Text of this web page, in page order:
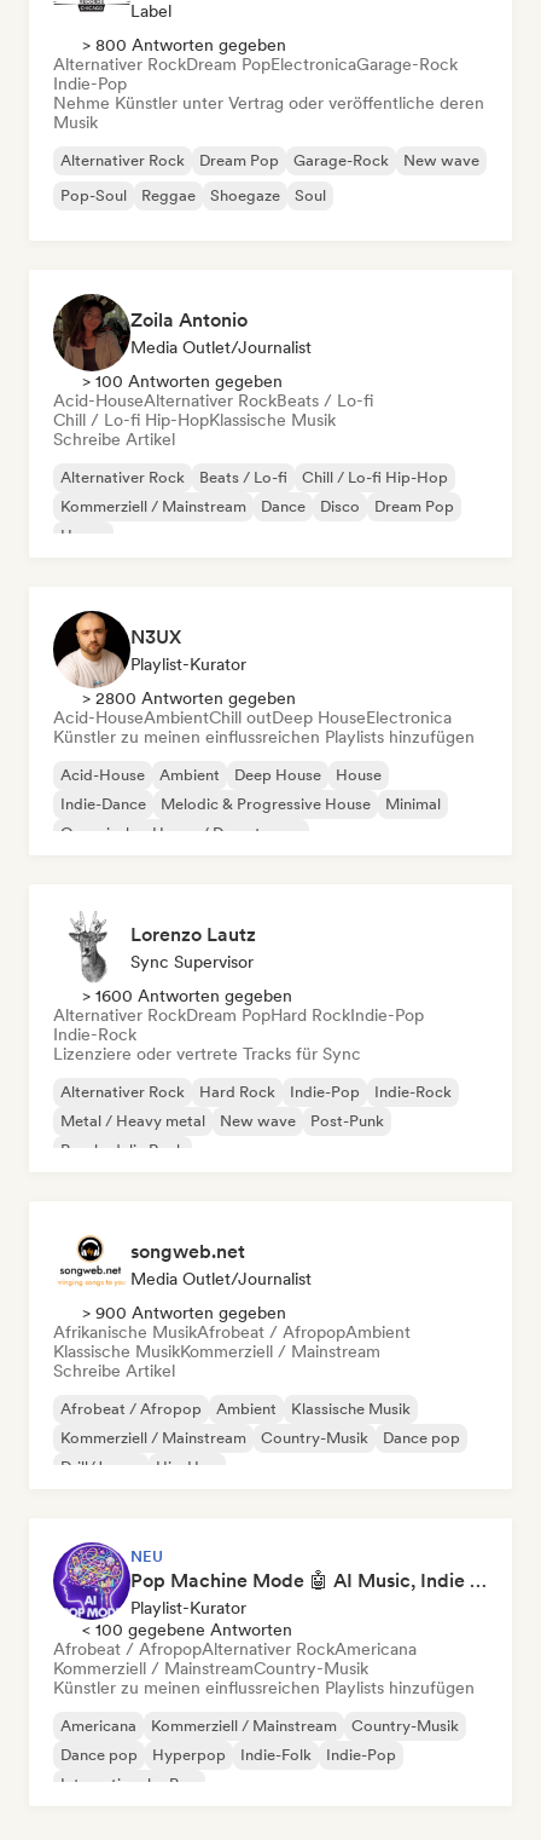
Label
> 800 Antworten gegeben
Alternativer RockDream PopElectronicaGarage-Rock
Indie-Pop
Nehme Künstler unter Vertrag oder veröffentliche deren
Musik
Alternativer Rock Dream Pop Garage-Rock
New wave
Pop-Soul
Reggae Shoegaze Soul
Zoila Antonio
Media Outlet/Journalist
> 100 Antworten gegeben
Acid-HouseAlternativer RockBeats / Lo-fi
Chill / Lo-fi Hip-HopKlassische Musik
Schreibe Artikel
Alternativer Rock Beats / Lo-fi
Chill / Lo-fi Hip-Hop
Kommerziell / Mainstream
Dance Disco
Dream Pop
House
N3UX
Playlist-Kurator
> 2800 Antworten gegeben
Acid-HouseAmbientChill outDeep HouseElectronica
Künstler zu meinen einflussreichen Playlists hinzufügen
Acid-House Ambient Deep House
House
Indie-Dance
Melodic & Progressive House
Minimal
Organischer House / Downtempo
Lorenzo Lautz
Sync Supervisor
> 1600 Antworten gegeben
Alternativer RockDream PopHard RockIndie-Pop
Indie-Rock
Lizenziere oder vertrete Tracks für Sync
Alternativer Rock Hard Rock Indie-Pop
Indie-Rock
Metal / Heavy metal
New wave
Post-Punk
Psychedelic Rock
songweb.net
Media Outlet/Journalist
> 900 Antworten gegeben
Afrikanische MusikAfrobeat / AfropopAmbient
Klassische MusikKommerziell / Mainstream
Schreibe Artikel
Afrobeat / Afropop Ambient
Klassische Musik
Kommerziell / Mainstream
Country-Musik
Dance pop
Drill/Jersey
Hip-Hop
NEU
Pop Machine Mode 🤖 AI Music, Indie Pop & Dream Pop
Playlist-Kurator
< 100 gegebene Antworten
Afrobeat / AfropopAlternativer RockAmericana
Kommerziell / MainstreamCountry-Musik
Künstler zu meinen einflussreichen Playlists hinzufügen
Americana Kommerziell / Mainstream
Country-Musik
Dance pop
Hyperpop Indie-Folk
Indie-Pop
Internationaler Pop